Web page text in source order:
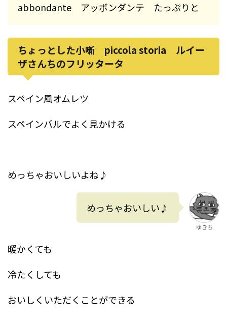
abbondante アッボンダンテ たっぷりと
ちょっとした小噺 piccola storia ルイー
ザさんちのフリッタータ
スペイン風オムレツ
スペインバルでよく見かける
めっちゃおいしいよね♪
めっちゃおいしい♪
ゆきち
暖かくても
冷たくしても
おいしくいただくことができる